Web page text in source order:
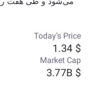
Today’s Price
$ 1.34
Market Cap
$ 3.77B